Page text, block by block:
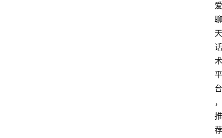
爱
聊
天
话
术
平
台
，
推
荐